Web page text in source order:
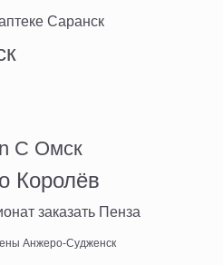
Саранск
C Омск
Королёв
заказать Пенза
Анжеро-Судженск